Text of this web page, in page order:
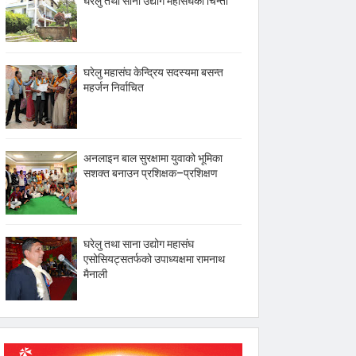
घरेलु महासंघ केन्द्रिय सदस्यमा बसन्त
महर्जन निर्वाचित
अनलाइन बाल सुरक्षामा युवाको भूमिका
सशक्त बनाउन प्रशिक्षक–प्रशिक्षण
घरेलु तथा साना उद्योग महासंघ
एसोसियट्सतर्फको उपाध्यक्षमा रामनाथ
मैनाली